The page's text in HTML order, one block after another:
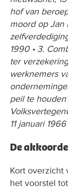
hof van
moord op Jan
1990 • 3.
ter
werknemers
peil te
11 januari 1966
De
Kort overzicht
het voorstel